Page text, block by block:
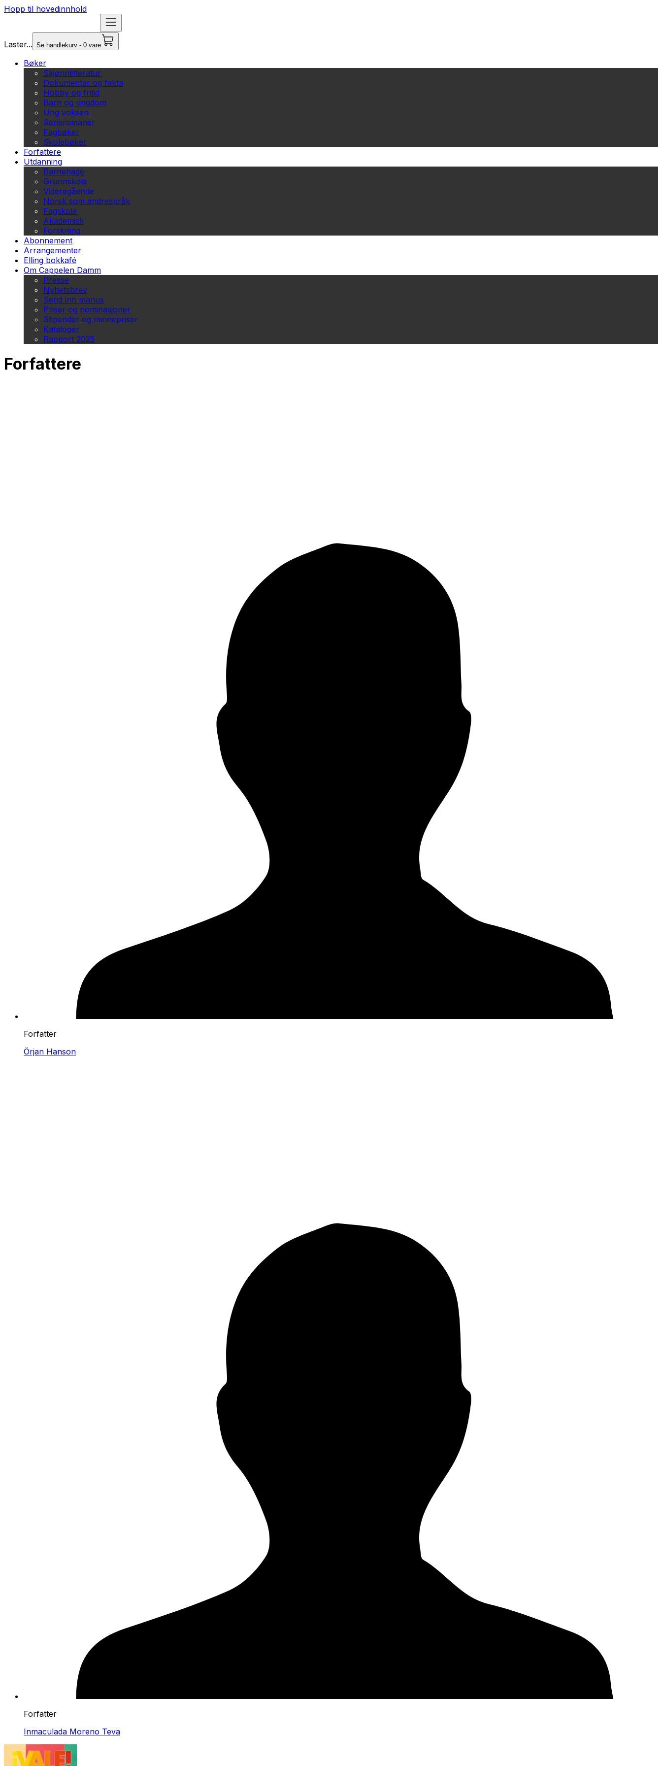
Hopp til hovedinnhold
Laster... Se handlekurv - 0 vare
Bøker
Skjønnlitteratur
Dokumentar og fakta
Hobby og fritid
Barn og ungdom
Ung voksen
Serieromaner
Fagbøker
Skolebøker
Forfattere
Utdanning
Barnehage
Grunnskole
Videregående
Norsk som andrespråk
Fagskole
Akademisk
Forskning
Abonnement
Arrangementer
Elling bokkafé
Om Cappelen Damm
Presse
Nyhetsbrev
Send inn manus
Priser og nominasjoner
Stipender og minnepriser
Kataloger
Rapport 2025
Forfattere
Forfatter
Örjan Hanson
Forfatter
Inmaculada Moreno Teva